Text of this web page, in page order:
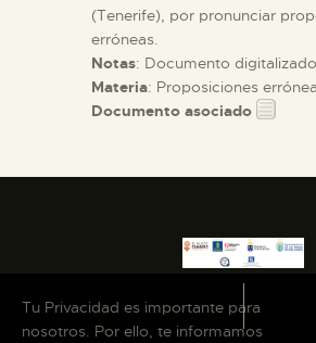
(Tenerife), por pronunciar
erróneas.
Notas: Documento
Materia: Proposiciones
Documento asociado
Tu Privacidad es importante para
nosotros. Por ello, te informamos